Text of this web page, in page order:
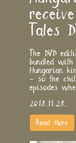
Tales
The DVD
bundled
Hungarian
– so the
episodes
2018.11.28.
Read More